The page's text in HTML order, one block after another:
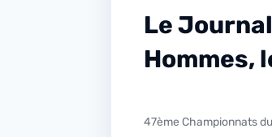
Le
Hommes,
47ème Championnats du Monde de Ski Alpin Courchevel-Méribel 2023 : Slalom Hommes, les Résultats Jusqu’au 19 février prochain, R’La Radio Station vous